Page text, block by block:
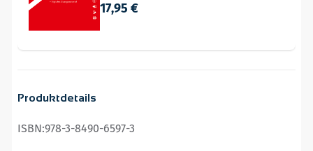
17,95 €
Produktdetails
ISBN:978-3-8490-6597-3